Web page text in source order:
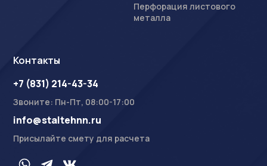
Перфорация листового
металла
Контакты
+7 (831) 214-43-34
Звоните: Пн-Пт, 08:00-17:00
info@staltehnn.ru
Присылайте смету для расчета